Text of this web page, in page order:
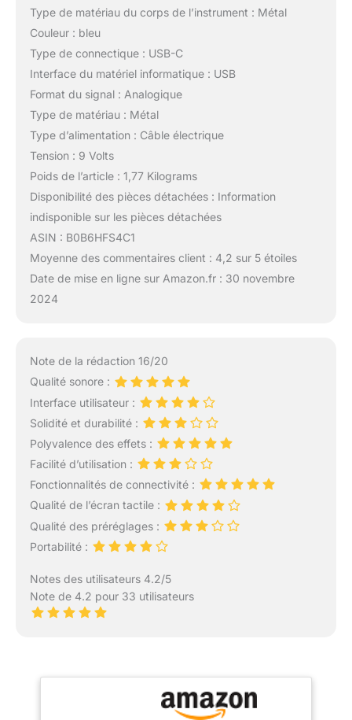
Type de matériau du corps de l’instrument : Métal
Couleur : bleu
Type de connectique : USB-C
Interface du matériel informatique : USB
Format du signal : Analogique
Type de matériau : Métal
Type d’alimentation : Câble électrique
Tension : 9 Volts
Poids de l’article : 1,77 Kilograms
Disponibilité des pièces détachées : Information
indisponible sur les pièces détachées
ASIN : B0B6HFS4C1
Moyenne des commentaires client : 4,2 sur 5 étoiles
Date de mise en ligne sur Amazon.fr : 30 novembre
2024
Note de la rédaction 16/20
Qualité sonore :
Interface utilisateur :
Solidité et durabilité :
Polyvalence des effets :
Facilité d’utilisation :
Fonctionnalités de connectivité :
Qualité de l’écran tactile :
Qualité des préréglages :
Portabilité :
Notes des utilisateurs 4.2/5
Note de 4.2 pour 33 utilisateurs